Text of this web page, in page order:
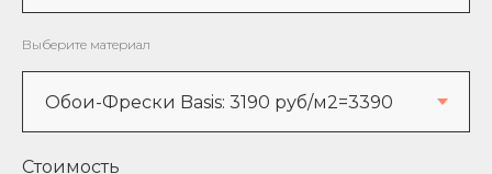
Выберите материал
Стоимость